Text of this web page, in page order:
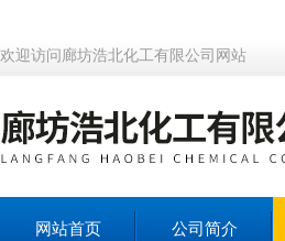
欢迎访问廊坊浩北化工有限公司网站
网站首页 公司简介